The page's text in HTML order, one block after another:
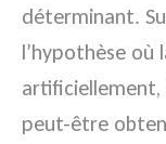
déterminant.
l’hypothèse
artificiellement,
peut-être